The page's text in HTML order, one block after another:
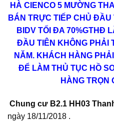
HÀ CIENCO 5 MƯỜNG
BÁN TRỰC TIẾP CHỦ ĐẦU
BIDV TỐI ĐA 70%GTHĐ
ĐẦU TIÊN KHÔNG PHẢI
NĂM. KHÁCH HÀNG
ĐỂ LÀM THỦ TỤC HỒ
HÀNG TRỌN
Chung cư B2.1 HH03
ngày 18/11/2018 .